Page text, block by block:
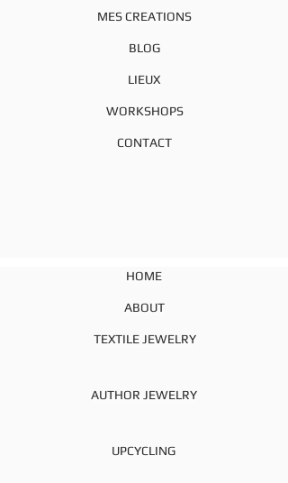
MES CREATIONS
BLOG
LIEUX
WORKSHOPS
CONTACT
HOME
ABOUT
TEXTILE JEWELRY
AUTHOR JEWELRY
UPCYCLING